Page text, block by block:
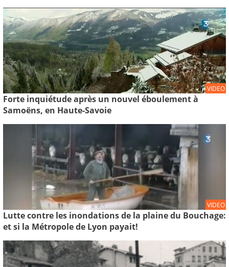
VIDEO
Forte inquiétude après un nouvel éboulement à
Samoëns, en Haute-Savoie
VIDEO
Lutte contre les inondations de la plaine du Bouchage:
et si la Métropole de Lyon payait!